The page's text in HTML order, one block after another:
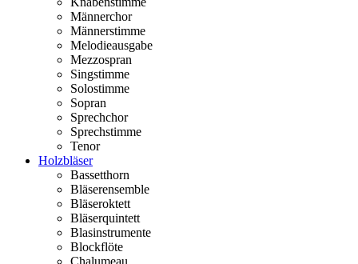
Männerchor
Männerstimme
Melodieausgabe
Mezzospran
Singstimme
Solostimme
Sopran
Sprechchor
Sprechstimme
Tenor
Holzbläser
Bassetthorn
Bläserensemble
Bläseroktett
Bläserquintett
Blasinstrumente
Blockflöte
Chalumeau